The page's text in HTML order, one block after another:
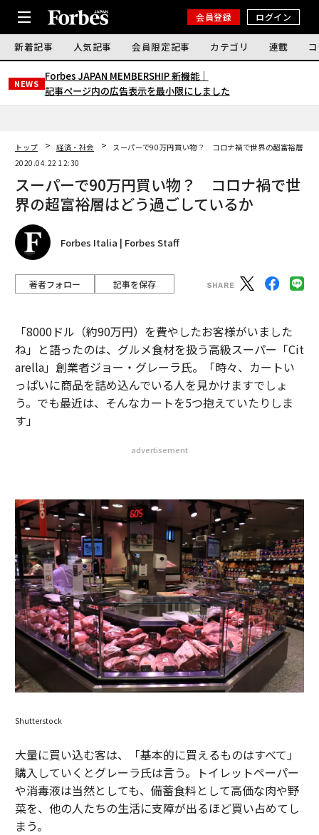
会員登録 ログイン
新着記事 人気記事 会員限定記事 カテゴリ 連載
NEWS
Forbes JAPAN MEMBERSHIP 新機能｜
記事ページ内の広告表示を最小限にしました
トップ 経済・社会
スーパーで90万円買い物？ コロナ禍で世界の超富裕層は
2020.04.22 12:30
スーパーで90万円買い物？ コロナ禍で世
界の超富裕層はどう過ごしているか
Forbes Italia | Forbes Staff
著者フォロー 記事を保存
「8000ドル（約90万円）を費やしたお客様がいました
ね」と語ったのは、グルメ食材を扱う高級スーパー「Cit
arella」創業者ジョー・グレーラ氏。「時々、カートい
っぱいに商品を詰め込んでいる人を見かけますでしょ
う。でも最近は、そんなカートを5つ抱えていたりしま
す」
advertisement
Shutterstock
大量に買い込む客は、「基本的に買えるものはすべて」
購入していくとグレーラ氏は言う。トイレットペーパー
や消毒液は当然としても、備蓄食料として高価な肉や野
菜を、他の人たちの生活に支障が出るほど買い占めてし
まう。